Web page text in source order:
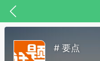
# 要点